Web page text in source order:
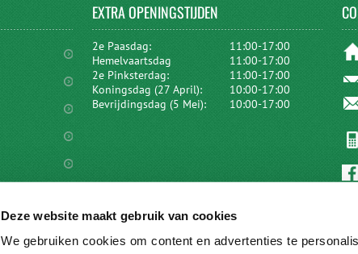
Deze website maakt gebruik van cookies
We gebruiken cookies om content en advertenties te
EXTRAOPENINGSTIJDEN
2e Paasdag:
11:00-17:00
Hemelvaartsdag
11:00-17:00
2e Pinksterdag:
11:00-17:00
Koningsdag (27 April):
10:00-17:00
Bevrijdingsdag (5 Mei):
10:00-17:00